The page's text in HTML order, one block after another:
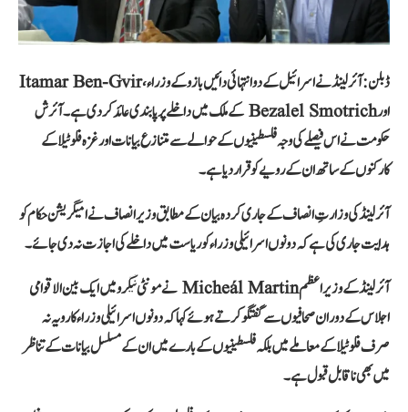
ڈبلن: آئرلینڈ نے اسرائیل کے دو انتہائی دائیں بازو کے وزراء، Itamar Ben-Gvir
اور Bezalel Smotrich کے ملک میں داخلے پر پابندی عائد کر دی ہے۔ آئرش
حکومت نے اس فیصلے کی وجہ فلسطینیوں کے حوالے سے متنازع بیانات اور غزہ فلوٹیلا کے
کارکنوں کے ساتھ ان کے رویے کو قرار دیا ہے۔
آئرلینڈ کی وزارتِ انصاف کے جاری کردہ بیان کے مطابق وزیر انصاف نے امیگریشن حکام کو
ہدایت جاری کی ہے کہ دونوں اسرائیلی وزراء کو ریاست میں داخلے کی اجازت نہ دی جائے۔
آئرلینڈ کے وزیر اعظم Micheál Martin نے مونٹی نیگرو میں ایک بین الاقوامی
اجلاس کے دوران صحافیوں سے گفتگو کرتے ہوئے کہا کہ دونوں اسرائیلی وزراء کا رویہ نہ
صرف فلوٹیلا کے معاملے میں بلکہ فلسطینیوں کے بارے میں ان کے مسلسل بیانات کے تناظر
میں بھی ناقابل قبول ہے۔